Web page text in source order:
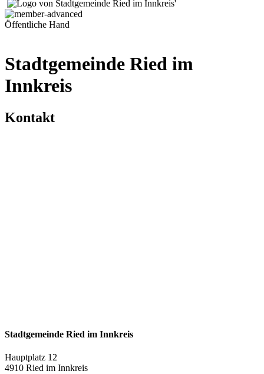
Öffentliche Hand
Stadtgemeinde Ried im
Innkreis
Kontakt
Stadtgemeinde Ried im Innkreis
Hauptplatz 12
4910 Ried im Innkreis